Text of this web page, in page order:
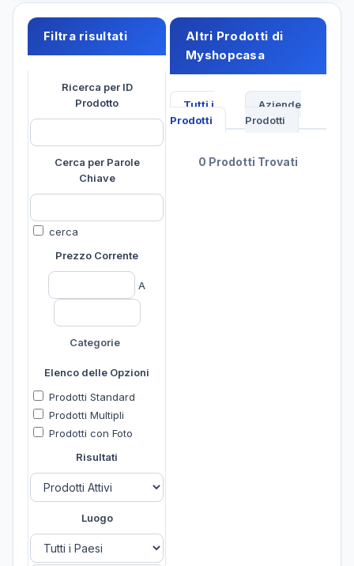
Filtra risultati
Ricerca per ID
Prodotto
Cerca per Parole
Chiave
cerca
Prezzo Corrente
A
Categorie
Elenco delle Opzioni
Prodotti Standard
Prodotti Multipli
Prodotti con Foto
Risultati
Luogo
Altri Prodotti di
Myshopcasa
Tutti i
Prodotti
Aziende
Prodotti
0 Prodotti Trovati